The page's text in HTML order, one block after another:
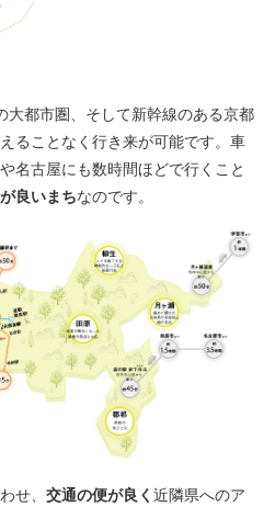
大都市圏、そして新幹線のある京都
ることなく行き来が可能です。車
名古屋にも数時間ほどで行くこと
良いまちなのです。
せ、 交通の便が良く 近隣県へのア